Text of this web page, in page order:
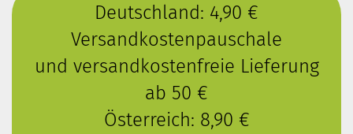
Deutschland: 4,90 €
Versandkostenpauschale
und versandkostenfreie Lieferung
ab 50 €
Österreich: 8,90 €